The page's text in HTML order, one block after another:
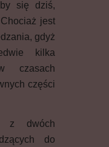
się dziś,
jest
gdyż
kilka
czasach
części
z dwóch
do